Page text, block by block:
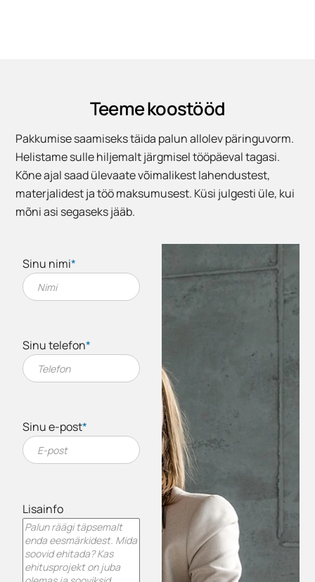
Teeme koostööd
Pakkumise saamiseks täida palun allolev päringuvorm.
Helistame sulle hiljemalt järgmisel tööpäeval tagasi.
Kõne ajal saad ülevaate võimalikest lahendustest,
materjalidest ja töö maksumusest. Küsi julgesti üle, kui
mõni asi segaseks jääb.
Sinu nimi*
Sinu telefon*
Sinu e-post*
Lisainfo